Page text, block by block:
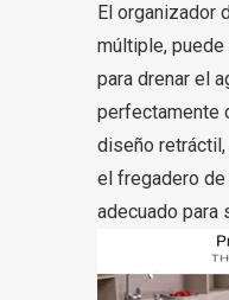
El organizador
múltiple,
para drenar el
perfectamente
diseño
el fregadero de
adecuado para